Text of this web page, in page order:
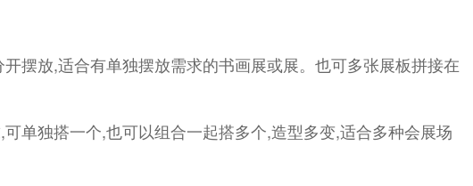
摆放,适合有单独摆放需求的书画展或展。也可多张展板拼接在
单独搭一个,也可以组合一起搭多个,造型多变,适合多种会展场